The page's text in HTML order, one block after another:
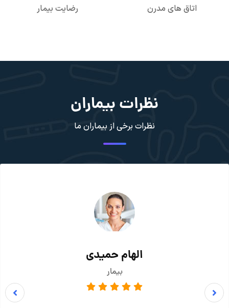
اتاق های مدرن رضایت بیمار
نظرات بیماران
نظرات برخی از بیماران ما
الهام حمیدی
بیمار